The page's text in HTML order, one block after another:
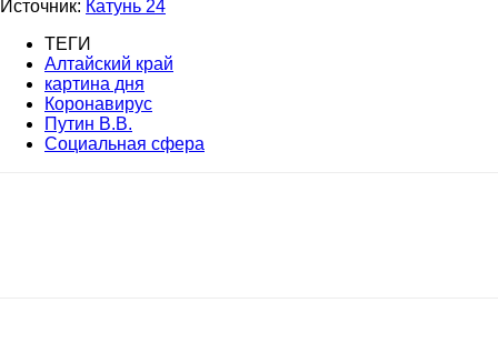
Источник: Катунь 24
ТЕГИ
Алтайский край
картина дня
Коронавирус
Путин В.В.
Социальная сфера